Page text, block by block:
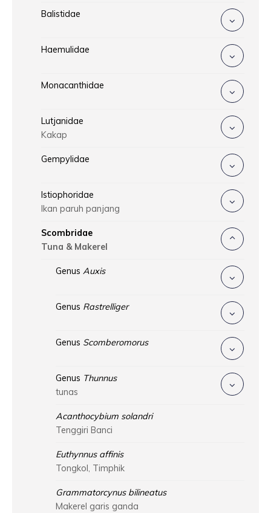
Balistidae
Haemulidae
Monacanthidae
Lutjanidae
Kakap
Gempylidae
Istiophoridae
Ikan paruh panjang
Scombridae
Tuna & Makerel
Genus Auxis
Genus Rastrelliger
Genus Scomberomorus
Genus Thunnus
tunas
Acanthocybium solandri
Tenggiri Banci
Euthynnus affinis
Tongkol, Timphik
Grammatorcynus bilineatus
Makerel garis ganda